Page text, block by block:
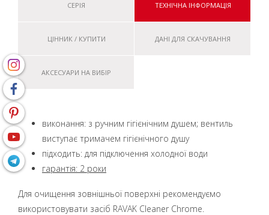
СЕРІЯ ТЕХНІЧНА ІНФОРМАЦІЯ
ЦІННИК / КУПИТИ ДАНІ ДЛЯ СКАЧУВАННЯ
АКСЕСУАРИ НА ВИБІР
виконання: з ручним гігієнічним душем; вентиль
виступає тримачем гігієнічного душу
підходить: для підключення холодної води
гарантія: 2 роки
Для очищення зовнішньої поверхні рекомендуємо
використовувати засіб RAVAK Cleaner Chrome.